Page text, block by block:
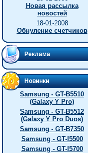
Новая рассылка
новостей
18-01-2008
Обнуление счетчиков
Реклама
Новинки
Samsung - GT-B5510
(Galaxy Y Pro)
Samsung - GT-B5512
(Galaxy Y Pro Duos)
Samsung - GT-B7350
Samsung - GT-I5500
Samsung - GT-I5700